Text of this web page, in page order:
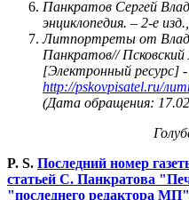
Панкратов Сергей
энциклопедия. – 2-е
Литпортреты от
Панкратов//
[Электронный ресурс]
http://pskovpisatel.ru/
(Дата обращения:
P. S. Последний номер
статьей С. Панкратова
"последнего редактора